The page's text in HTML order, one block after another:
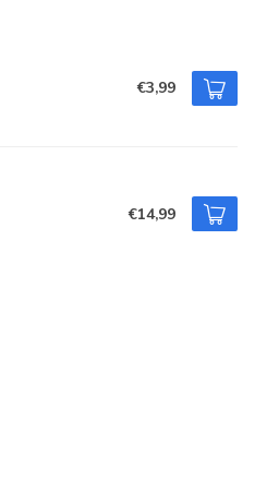
€3,99
€14,99